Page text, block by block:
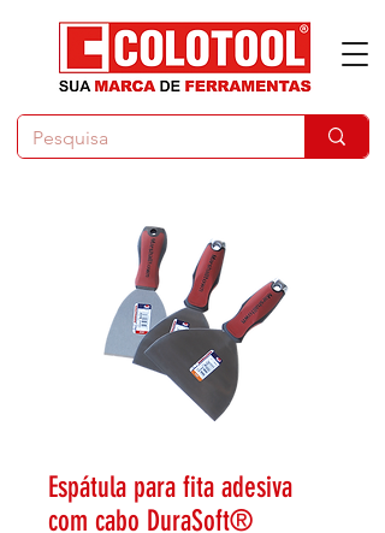
Espátula para fita adesiva
com cabo DuraSoft®